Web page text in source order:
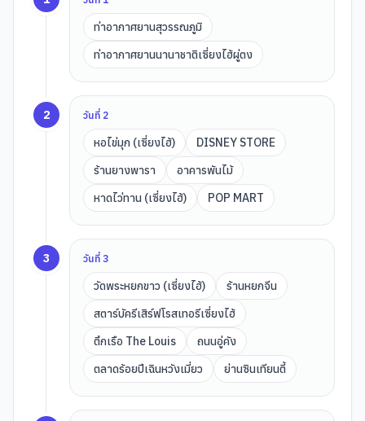
ท่าอากาศยานสุวรรณภูมิ
ท่าอากาศยานนานาชาติเซี่ยงไฮ้ผู่ตง
2 วันที่ 2
หอไข่มุก (เซี่ยงไฮ้)
DISNEY STORE
ร้านยางพารา
อาคารพันไม้
หาดไว่ทาน (เซี่ยงไฮ้)
POP MART
3 วันที่3
วัดพระหยกขาว (เซี่ยงไฮ้)
ร้านหยกจีน
สตาร์บัครีเสิร์ฟโรสเทอรีเซี่ยงไฮ้
ตึกเรือ The Louis
ถนนอู่คัง
ตลาดร้อยปีเฉินหวังเมี่ยว
ย่านซินเทียนตี้